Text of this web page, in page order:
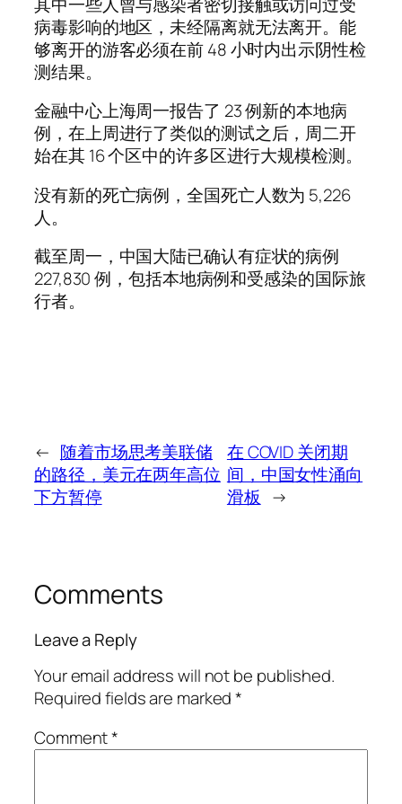
病毒影响的地区，未经隔离就无法离开。能
够离开的游客必须在前 48 小时内出示阴性检
测结果。
金融中心上海周一报告了 23 例新的本地病
例，在上周进行了类似的测试之后，周二开
始在其 16 个区中的许多区进行大规模检测。
没有新的死亡病例，全国死亡人数为 5,226
人。
截至周一，中国大陆已确认有症状的病例
227,830 例，包括本地病例和受感染的国际旅
行者。
← 随着市场思考美联储
的路径，美元在两年高位
下方暂停
在 COVID 关闭期
间，中国女性涌向
滑板 →
Comments
Leave a Reply
Your email address will not be published.
Required fields are marked*
Comment*